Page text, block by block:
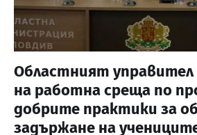
Областният управител
на работна среща по
добрите практики за
задържане на